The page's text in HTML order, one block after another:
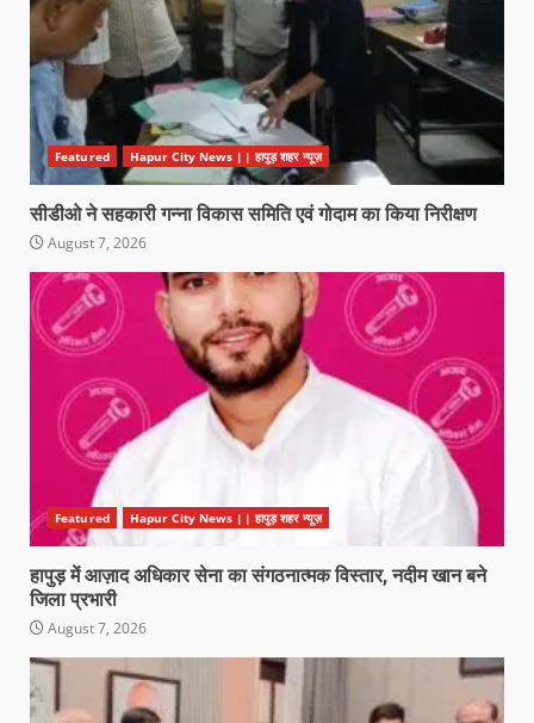
Featured Hapur City News || हापुड़ शहर न्यूज़
सीडीओ ने सहकारी गन्ना विकास समिति एवं गोदाम का किया निरीक्षण
August 7, 2026
Featured Hapur City News || हापुड़ शहर न्यूज़
हापुड़ में आज़ाद अधिकार सेना का संगठनात्मक विस्तार, नदीम खान बने
जिला प्रभारी
August 7, 2026